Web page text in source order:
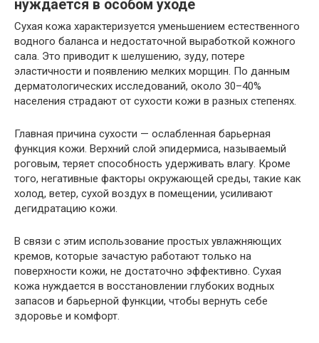
нуждается в особом уходе
Сухая кожа характеризуется уменьшением естественного
водного баланса и недостаточной выработкой кожного
сала. Это приводит к шелушению, зуду, потере
эластичности и появлению мелких морщин. По данным
дерматологических исследований, около 30–40%
населения страдают от сухости кожи в разных степенях.
Главная причина сухости — ослабленная барьерная
функция кожи. Верхний слой эпидермиса, называемый
роговым, теряет способность удерживать влагу. Кроме
того, негативные факторы окружающей среды, такие как
холод, ветер, сухой воздух в помещении, усиливают
дегидратацию кожи.
В связи с этим использование простых увлажняющих
кремов, которые зачастую работают только на
поверхности кожи, не достаточно эффективно. Сухая
кожа нуждается в восстановлении глубоких водных
запасов и барьерной функции, чтобы вернуть себе
здоровье и комфорт.